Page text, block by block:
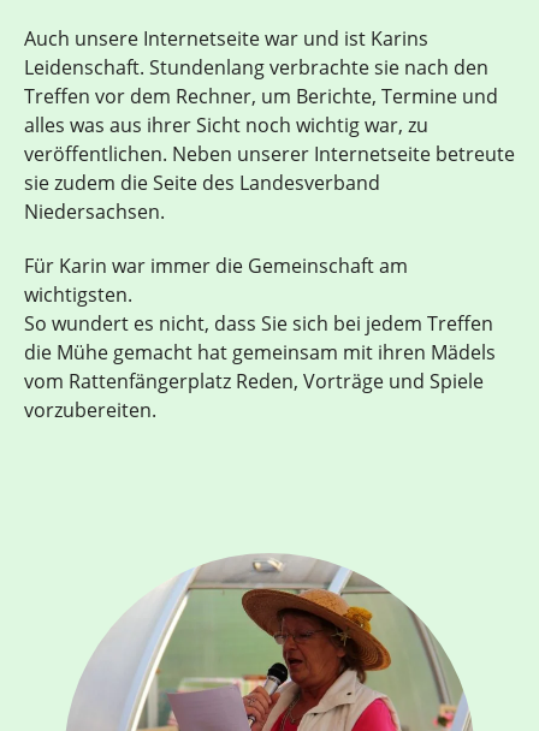
Auch unsere Internetseite war und ist Karins
Leidenschaft. Stundenlang verbrachte sie nach den
Treffen vor dem Rechner, um Berichte, Termine und
alles was aus ihrer Sicht noch wichtig war, zu
veröffentlichen. Neben unserer Internetseite betreute
sie zudem die Seite des Landesverband
Niedersachsen.
Für Karin war immer die Gemeinschaft am
wichtigsten.
So wundert es nicht, dass Sie sich bei jedem Treffen
die Mühe gemacht hat gemeinsam mit ihren Mädels
vom Rattenfängerplatz Reden, Vorträge und Spiele
vorzubereiten.